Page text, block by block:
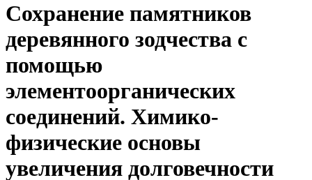
Сохранение памятников
деревянного зодчества с
помощью
элементоорганических
соединений. Химико-
физические основы
увеличения долговечности